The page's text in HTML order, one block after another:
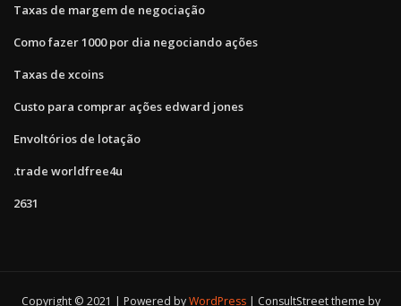
Taxas de margem de negociação
Como fazer 1000 por dia negociando ações
Taxas de xcoins
Custo para comprar ações edward jones
Envoltórios de lotação
.trade worldfree4u
2631
Copyright © 2021 | Powered byWordPress ConsultStreet theme by